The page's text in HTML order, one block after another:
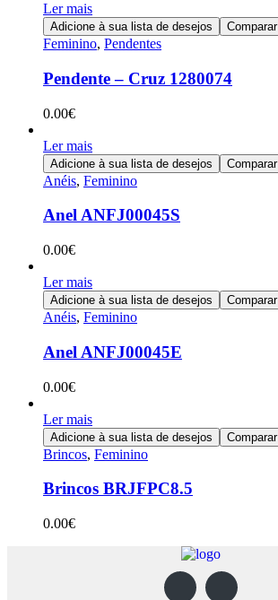
Ler mais
Adicione à sua lista de desejos Comparar
Feminino, Pendentes
Pendente – Cruz 1280074
0.00€
Ler mais
Adicione à sua lista de desejos Comparar
Anéis, Feminino
Anel ANFJ00045S
0.00€
Ler mais
Adicione à sua lista de desejos Comparar
Anéis, Feminino
Anel ANFJ00045E
0.00€
Ler mais
Adicione à sua lista de desejos Comparar
Brincos, Feminino
Brincos BRJFPC8.5
0.00€